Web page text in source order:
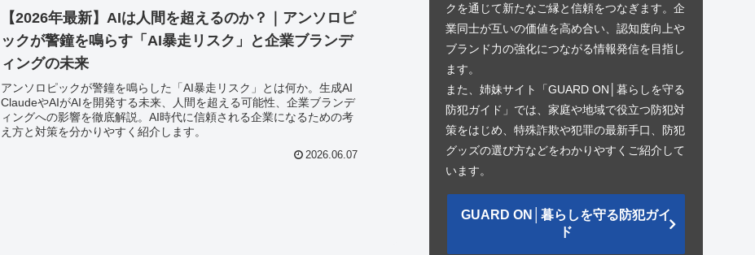
【2026年最新】AIは人間を超えるのか？｜アンソロピ
ックが警鐘を鳴らす「AI暴走リスク」と企業ブランデ
ィングの未来
アンソロピックが警鐘を鳴らした「AI暴走リスク」とは何か。生成AI
ClaudeやAIがAIを開発する未来、人間を超える可能性、企業ブランデ
ィングへの影響を徹底解説。AI時代に信頼される企業になるための考
え方と対策を分かりやすく紹介します。
2026.06.07
クを通じて新たなご縁と信頼をつなぎます。企
業同士が互いの価値を高め合い、認知度向上や
ブランド力の強化につながる情報発信を目指し
ます。
また、姉妹サイト「GUARD ON│暮らしを守る
防犯ガイド」では、家庭や地域で役立つ防犯対
策をはじめ、特殊詐欺や犯罪の最新手口、防犯
グッズの選び方などをわかりやすくご紹介して
います。
GUARD ON│暮らしを守る防犯ガイ
ド